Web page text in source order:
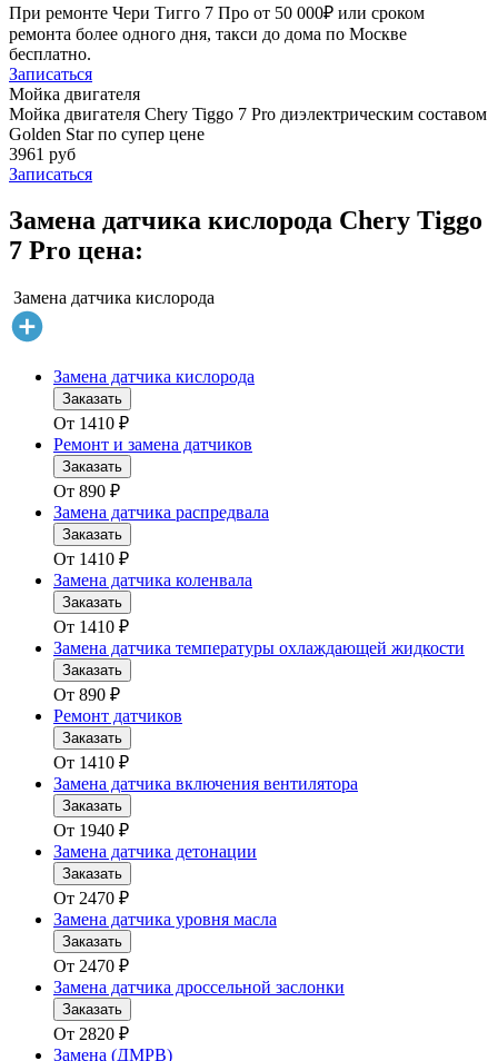
При ремонте Чери Тигго 7 Про от 50 000₽ или сроком
ремонта более одного дня, такси до дома по Москве
бесплатно.
Записаться
Мойка двигателя
Мойка двигателя Chery Tiggo 7 Pro диэлектрическим составом
Golden Star по супер цене
3961 руб
Записаться
Замена датчика кислорода Chery Tiggo
7 Pro цена:
Замена датчика кислорода
Замена датчика кислорода
Заказать
От 1410 ₽
Ремонт и замена датчиков
Заказать
От 890 ₽
Замена датчика распредвала
Заказать
От 1410 ₽
Замена датчика коленвала
Заказать
От 1410 ₽
Замена датчика температуры охлаждающей жидкости
Заказать
От 890 ₽
Ремонт датчиков
Заказать
От 1410 ₽
Замена датчика включения вентилятора
Заказать
От 1940 ₽
Замена датчика детонации
Заказать
От 2470 ₽
Замена датчика уровня масла
Заказать
От 2470 ₽
Замена датчика дроссельной заслонки
Заказать
От 2820 ₽
Замена (ДМРВ)